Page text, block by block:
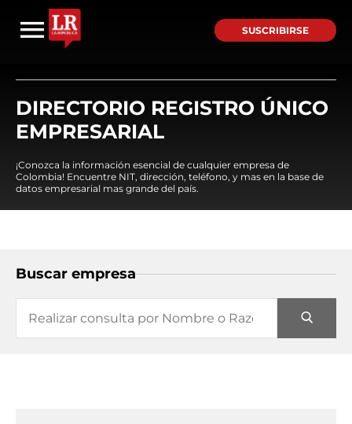
SUSCRIBIRSE
DIRECTORIO REGISTRO ÚNICO
EMPRESARIAL
¡Conozca la información esencial de cualquier empresa de
Colombia! Encuentre NIT, dirección, teléfono, y mas en la base de
datos empresarial mas grande del país.
Buscar empresa